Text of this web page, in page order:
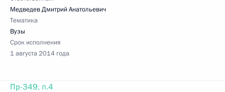
Медведев Дмитрий Анатольевич
Тематика
Вузы
Срок исполнения
1 августа 2014 года
Пр-349, п.4